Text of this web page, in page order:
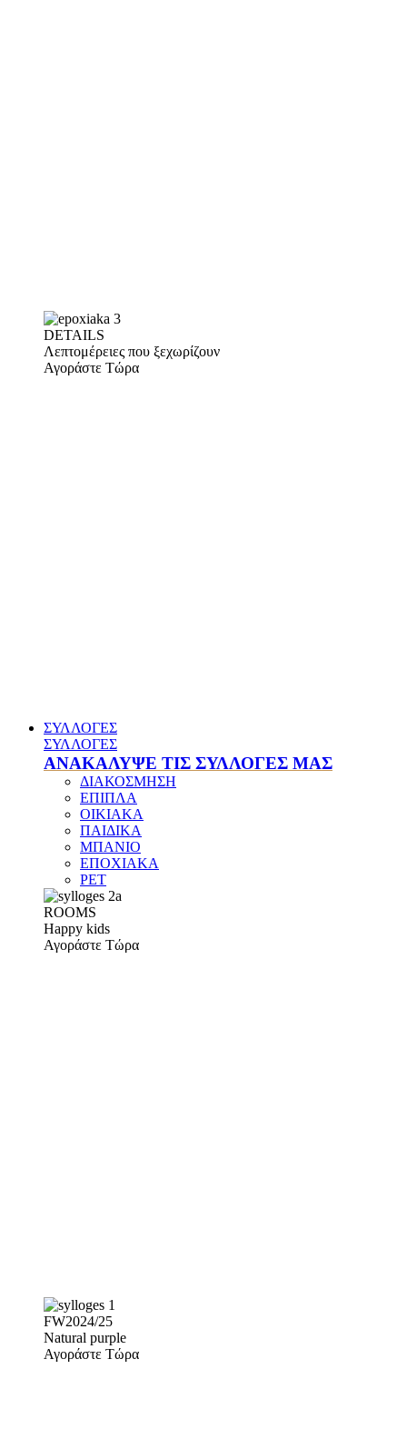
DETAILS
Λεπτομέρειες που ξεχωρίζουν
Αγοράστε Τώρα
ΣΥΛΛΟΓΕΣ
ΣΥΛΛΟΓΕΣ
ΑΝΑΚΑΛΥΨΕ ΤΙΣ ΣΥΛΛΟΓΕΣ ΜΑΣ
ΔΙΑΚΟΣΜΗΣΗ
ΕΠΙΠΛΑ
ΟΙΚΙΑΚΑ
ΠΑΙΔΙΚΑ
ΜΠΑΝΙΟ
ΕΠΟΧΙΑΚΑ
PET
ROOMS
Happy kids
Αγοράστε Τώρα
FW2024/25
Natural purple
Αγοράστε Τώρα